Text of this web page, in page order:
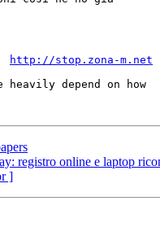
http://stop.zona-m.net
depend on how
registro online e laptop
]